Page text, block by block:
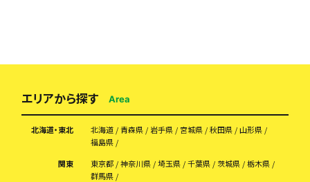
エリアから探す Area
北海道・東北 北海道 青森県 岩手県 宮城県 秋田県
山形県
福島県
関東
東京都 神奈川県 埼玉県 千葉県 茨城県
栃木県
群馬県